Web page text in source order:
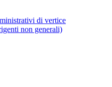
di vertice
non generali)